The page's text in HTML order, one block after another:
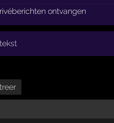
ontvangen